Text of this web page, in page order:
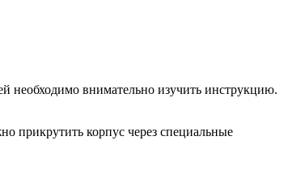
необходимо внимательно изучить инструкцию.
прикрутить корпус через специальные